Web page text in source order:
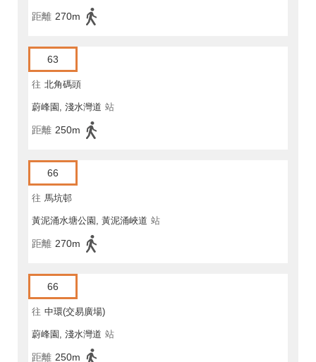
距離 270m
63
往 北角碼頭
蔚峰園, 淺水灣道 站
距離 250m
66
往 馬坑邨
黃泥涌水塘公園, 黃泥涌峽道 站
距離 270m
66
往 中環(交易廣場)
蔚峰園, 淺水灣道 站
距離 250m